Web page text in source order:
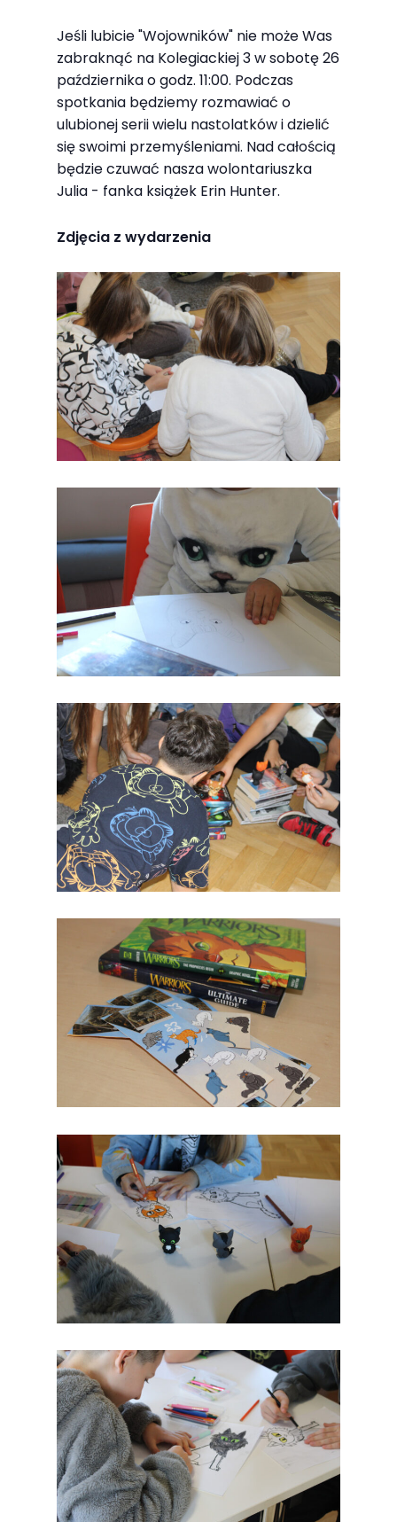
Jeśli lubicie "Wojowników" nie może Was
zabraknąć na Kolegiackiej 3 w sobotę 26
października o godz. 11:00. Podczas
spotkania będziemy rozmawiać o
ulubionej serii wielu nastolatków i dzielić
się swoimi przemyśleniami. Nad całością
będzie czuwać nasza wolontariuszka
Julia - fanka książek Erin Hunter.
Zdjęcia z wydarzenia
Jeśli odrzucisz
te pliki cookie,
niektóre funkcje
znikną ze strony
internetowej.
Marketing
Udostępniając
zainteresowania i
zachowania
podczas
odwiedzania naszej
strony, zwiększasz
szansę na
zobaczenie
spersonalizowanych
treści i ofert.